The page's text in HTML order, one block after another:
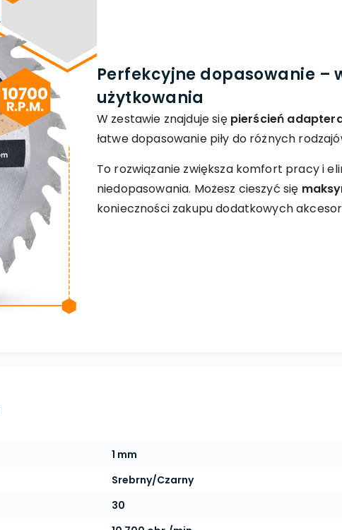
Perfekcyjne dopasowanie –
użytkowania
W zestawie znajduje się pierścień
łatwe dopasowanie piły do różnych
To rozwiązanie zwiększa komfort pracy i
niedopasowania. Możesz cieszyć się
konieczności zakupu dodatkowych
1 mm
Srebrny/Czarny
30